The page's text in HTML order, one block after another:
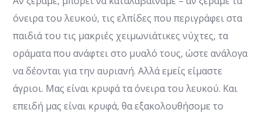
όνειρα του λευκού, τις ελπίδες που περιγράφει στα
παιδιά του τις μακριές χειμωνιάτικες νύχτες, τα
οράματα που ανάφτει στο μυαλό τους, ώστε ανάλογα
να δέονται για την αυριανή. Αλλά εμείς είμαστε
άγριοι. Μας είναι κρυφά τα όνειρα του λευκού. Και
επειδή μας είναι κρυφά, θα εξακολουθήσομε το